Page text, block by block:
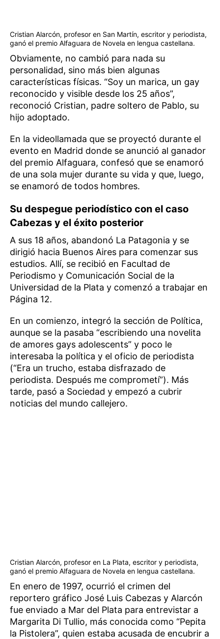
Cristian Alarcón, profesor en San Martín, escritor y periodista,
ganó el premio Alfaguara de Novela en lengua castellana.
Obviamente, no cambió para nada su
personalidad, sino más bien algunas
características físicas. “Soy un marica, un gay
reconocido y visible desde los 25 años”,
reconoció Cristian, padre soltero de Pablo, su
hijo adoptado.
En la videollamada que se proyectó durante el
evento en Madrid donde se anunció al ganador
del premio Alfaguara, confesó que se enamoró
de una sola mujer durante su vida y que, luego,
se enamoró de todos hombres.
Su despegue periodístico con el caso
Cabezas y el éxito posterior
A sus 18 años, abandonó La Patagonia y se
dirigió hacia Buenos Aires para comenzar sus
estudios. Allí, se recibió en Facultad de
Periodismo y Comunicación Social de la
Universidad de la Plata y comenzó a trabajar en
Página 12.
En un comienzo, integró la sección de Política,
aunque se la pasaba “escribiendo una novelita
de amores gays adolescents” y poco le
interesaba la política y el oficio de periodista
(“Era un trucho, estaba disfrazado de
periodista. Después me comprometí”). Más
tarde, pasó a Sociedad y empezó a cubrir
noticias del mundo callejero.
Cristian Alarcón, profesor en La Plata, escritor y periodista,
ganó el premio Alfaguara de Novela en lengua castellana.
En enero de 1997, ocurrió el crimen del
reportero gráfico José Luis Cabezas y Alarcón
fue enviado a Mar del Plata para entrevistar a
Margarita Di Tullio, más conocida como “Pepita
la Pistolera”, quien estaba acusada de encubrir a